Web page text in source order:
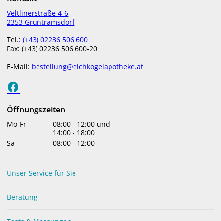
AKTUELLES
Schlüssel für ein gutes Leben
Immunsystem und Blutkreislauf sind frühlingsfit?
Veltlinerstraße 4-6
2353 Gruntramsdorf
Tel.:(+43) 02236 506 600
Fax: (+43) 02236 506 600-20
E-Mail: bestellung@eichkogelapotheke.at
Öffnungszeiten
Mo-Fr 08:00 - 12:00 und
14:00 - 18:00
Sa
08:00 - 12:00
Unser Service für Sie
Beratung